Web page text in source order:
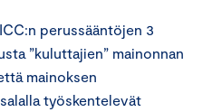
perussääntöjen 3
”kuluttajien” mainonnan
mainoksen
työskentelevät